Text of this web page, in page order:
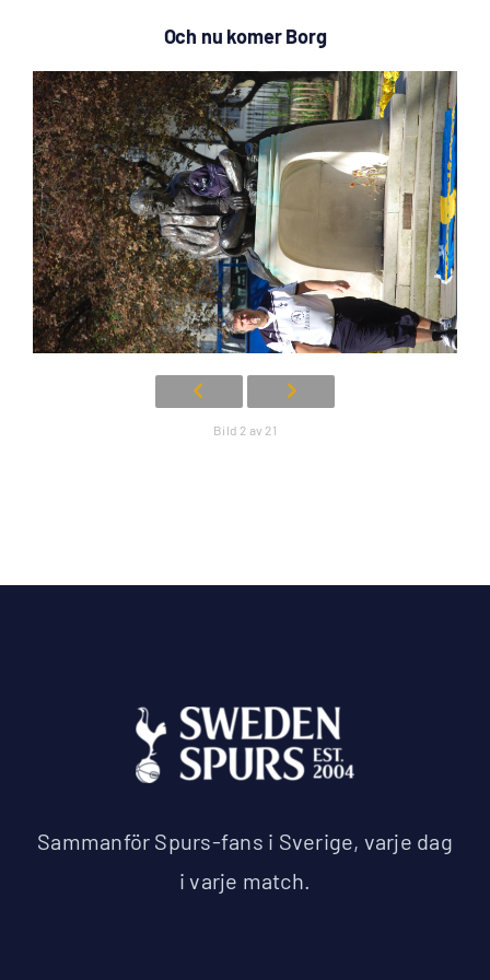
Och nu komer Borg
Bild 2 av 21
Sammanför Spurs-fans i Sverige, varje dag
i varje match.